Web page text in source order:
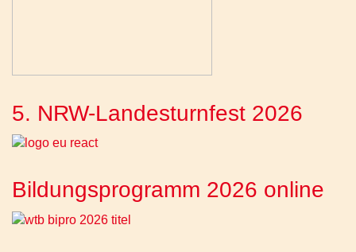
5. NRW-Landesturnfest 2026
Bildungsprogramm 2026 online